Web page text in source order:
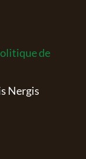
de
Nergis